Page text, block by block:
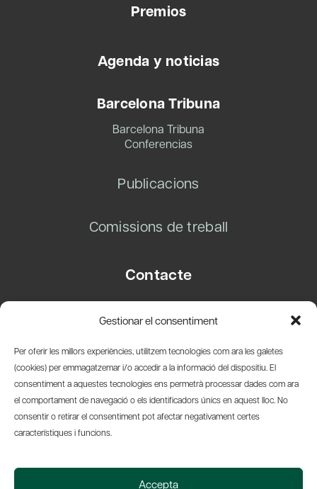
Gestionar el consentiment
Per oferir les millors experiències, utilitzem tecnologies com ara les galetes
(cookies) per emmagatzemar i/o accedir a la informació del dispositiu. El
consentiment a aquestes tecnologies ens permetrà processar dades com ara
el comportament de navegació o els identificadors únics en aquest lloc. No
consentir o retirar el consentiment pot afectar negativament certes
característiques i funcions.
Accepta
Premios
Agenda y noticias
Barcelona Tribuna
Barcelona Tribuna
Conferencias
Publicacions
Comissions de treball
Contacte
08003 Barcelona
info@amicsdelpais.com
Suscripció Newsletter
© 2026 Societat Econòmica Barcelonesa d'Amics del País